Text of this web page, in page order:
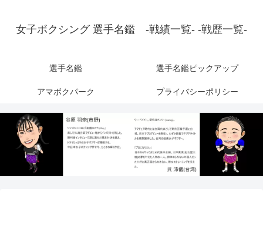
女子ボクシング 選手名鑑 -戦績一覧- -戦歴一覧-
選手名鑑 選手名鑑ピックアップ
アマボクパーク プライバシーポリシー